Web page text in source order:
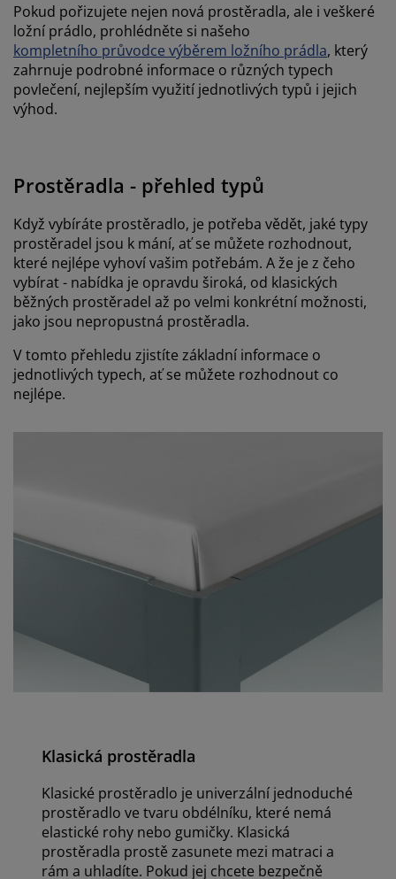
Pokud pořizujete nejen nová prostěradla, ale i veškeré
ložní prádlo, prohlédněte si našeho
kompletního průvodce výběrem ložního prádla, který
zahrnuje podrobné informace o různých typech
povlečení, nejlepším využití jednotlivých typů i jejich
výhod.
Prostěradla - přehled typů
Když vybíráte prostěradlo, je potřeba vědět, jaké typy
prostěradel jsou k mání, ať se můžete rozhodnout,
které nejlépe vyhoví vašim potřebám. A že je z čeho
vybírat - nabídka je opravdu široká, od klasických
běžných prostěradel až po velmi konkrétní možnosti,
jako jsou nepropustná prostěradla.
V tomto přehledu zjistíte základní informace o
jednotlivých typech, ať se můžete rozhodnout co
nejlépe.
Klasická prostěradla
Klasické prostěradlo je univerzální jednoduché
prostěradlo ve tvaru obdélníku, které nemá
elastické rohy nebo gumičky. Klasická
prostěradla prostě zasunete mezi matraci a
rám a uhladíte. Pokud jej chcete bezpečně